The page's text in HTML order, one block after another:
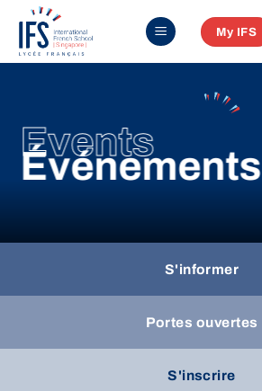
Passer
contenu
My IFS
Events
Événements
S'informer
Portes ouvertes
S'inscrire